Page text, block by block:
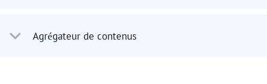
Agrégateur de contenus